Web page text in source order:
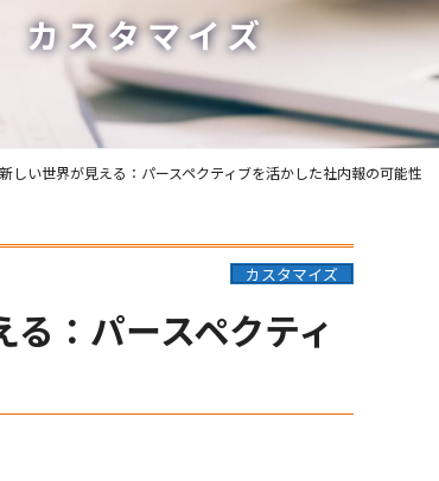
カスタマイズ
しい世界が見える：パースペクティブを活かした社内報の可能性
カスタマイズ
：パースペクティ